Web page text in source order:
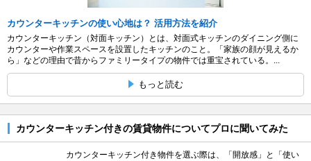
カウンターキッチンの使い心地は？ 活用方法を紹介
カウンターキッチン（対面キッチン）とは、対面式キッチンのダイニング側に
カウンターや作業スペースを設置したキッチンのこと。「家族の顔が見えるか
ら」などの理由で昔からファミリータイプの物件では重宝されている。...
もっと読む
カウンターキッチン付きの賃貸物件についてプロに聞いてみた
カウンターキッチン付き物件を選ぶ際は、「開放感」と「使い